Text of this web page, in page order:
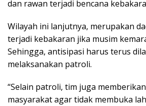
dan rawan terjadi bencana
Wilayah ini lanjutnya, merupakan
terjadi kebakaran jika musim
Sehingga, antisipasi harus terus
melaksanakan patroli.
“Selain patroli, tim juga
masyarakat agar tidak membuka